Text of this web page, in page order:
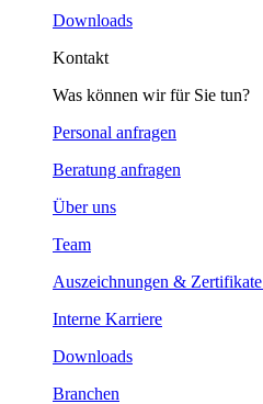
Downloads
Kontakt
Was können wir für Sie tun?
Personal anfragen
Beratung anfragen
Über uns
Team
Auszeichnungen & Zertifikate
Interne Karriere
Downloads
Branchen